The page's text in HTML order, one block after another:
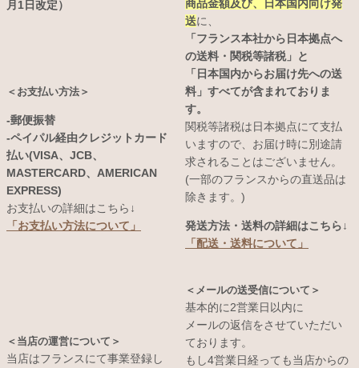
月1日改定）
＜お支払い方法＞
-郵便振替
-ペイパル経由クレジットカード
払い(VISA、JCB、
MASTERCARD、AMERICAN
EXPRESS)
お支払いの詳細はこちら↓
「お支払い方法について」
＜当店の運営について＞
当店はフランスにて事業登録し
商品金額及び、日本国内向け発
送に、
「フランス本社から日本拠点へ
の送料・関税等諸税」と
「日本国内からお届け先への送
料」すべてが含まれておりま
す。
関税等諸税は日本拠点にて支払
いますので、お届け時に別途請
求されることはございません。
(一部のフランスからの直送品は
除きます。)
発送方法・送料の詳細はこちら↓
「配送・送料について」
＜メールの送受信について＞
基本的に2営業日以内に
メールの返信をさせていただい
ております。
もし4営業日経っても当店からの